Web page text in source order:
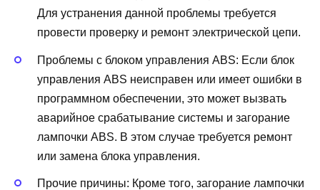
Для устранения данной проблемы требуется
провести проверку и ремонт электрической цепи.
Проблемы с блоком управления ABS: Если блок
управления ABS неисправен или имеет ошибки в
программном обеспечении, это может вызвать
аварийное срабатывание системы и загорание
лампочки ABS. В этом случае требуется ремонт
или замена блока управления.
Прочие причины: Кроме того, загорание лампочки